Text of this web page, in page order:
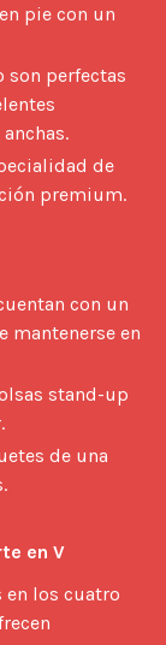
pie con un
son perfectas
de
premium.
con un
mantenerse en
stand-up
de una
en V
en los cuatro